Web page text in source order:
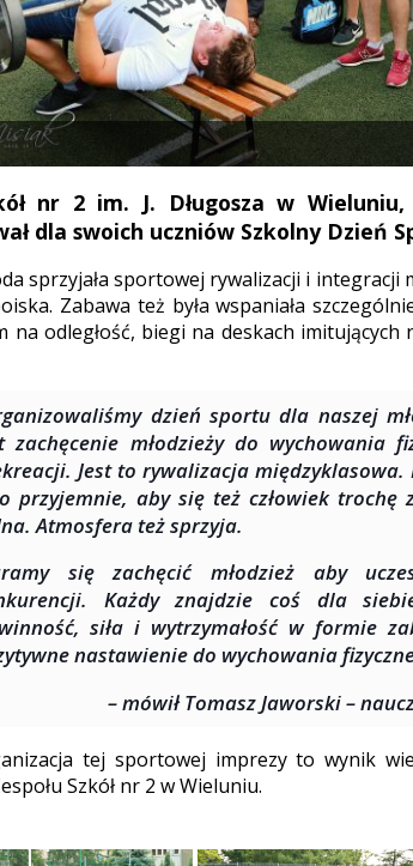
nr 2 im. J. Długosza w
dla swoich uczniów Szkolny Dzień
sprzyjała sportowej rywalizacji i integracji
Zabawa też była wspaniała
na odległość, biegi na deskach
dzień sportu dla naszej
zachęcenie młodzieży do wychowania
Jest to rywalizacja
przyjemnie, aby się też człowiek trochę
Atmosfera też sprzyja.
się zachęcić młodzież aby
Każdy znajdzie coś dla
siła i wytrzymałość w formie
nastawienie do wychowania
– mówił Tomasz Jaworski –
tej sportowej imprezy to wynik
Szkół nr 2 w Wieluniu.